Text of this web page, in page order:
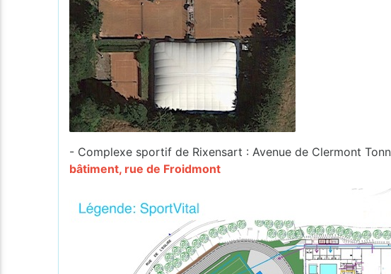
- Complexe sportif de Rixensart : Avenue de Clermont
bâtiment, rue de Froidmont